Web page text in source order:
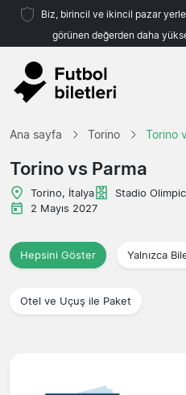
Biz, birincil ve ikincil pazar
görünen değerden daha
Ana sayfa Torino Torino
Torino vs Parma
Torino, İtalya Stadio
2 Mayıs 2027
Hepsini Göster Yalnızca
Otel ve Uçuş ile Paket